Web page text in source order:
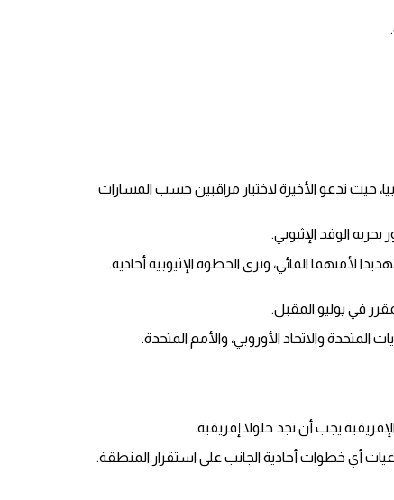
حيث تدعو الأخيرة لاختيار مراقبين حسب المسارات
الوفد الإثيوبي.
لأمنهما المائي، وترى الخطوة الإثيوبية أحادية.
في يوليو المقبل.
والاتحاد الأوروبي، والأمم المتحدة.
يجب أن تجد حلولا إفريقية.
أي خطوات أحادية الجانب على استقرار المنطقة.